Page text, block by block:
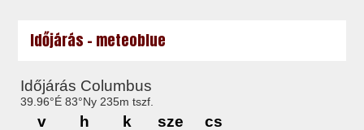
Időjárás - meteoblue